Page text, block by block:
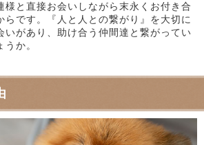
様と直接お会いしながら末永くお付き合
らです。『人と人との繋がり』を大切に
いがあり、助け合う仲間達と繋がってい
か。